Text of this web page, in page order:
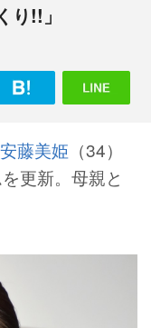
り!!」
安藤美姫 （34）
更新。母親と